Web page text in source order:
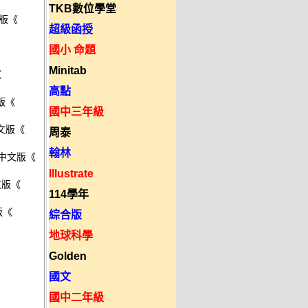
《
《
版 《
文版 《
《
《
TKB數位學堂
超級函授
國小 命題
Minitab
高點
國中三年級
周泰
翰林
Illustrate
114學年
綜合版
地球科學
Golden
國文
國中二年級